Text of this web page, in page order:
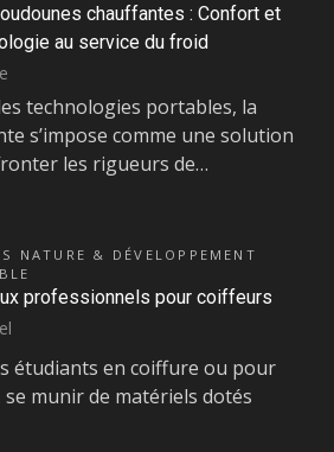
chauffantes : Confort et
au service du froid
technologies portables, la
s’impose comme une solution
les rigueurs de…
NATURE & DÉVELOPPEMENT
professionnels pour coiffeurs
étudiants en coiffure ou pour
munir de matériels dotés